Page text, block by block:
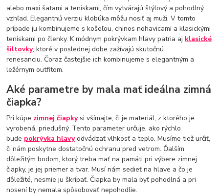
alebo maxi šatami a teniskami, čím vytvárajú štýlový a pohodlný
vzhľad. Elegantnú verziu klobúka môžu nosiť aj muži. V tomto
prípade ju kombinujeme s košeľou, chinos nohavicami a klasickými
teniskami po členky. K módnym pokrývkam hlavy patria aj klasické
šiltovky, ktoré v poslednej dobe zažívajú skutočnú
renesanciu. Čoraz častejšie ich kombinujeme s elegantným a
ležérnym outfitom.
Aké parametre by mala mať ideálna zimná
čiapka?
Pri kúpe zimnej čiapkysi všímajte, či je materiál, z ktorého je
vyrobená, priedušný. Tento parameter určuje, ako rýchlo
bude pokrývka hlavyodvádzať vlhkosť a teplo. Musíme tiež určiť,
či nám poskytne dostatočnú ochranu pred vetrom. Ďalším
dôležitým bodom, ktorý treba mať na pamäti pri výbere zimnej
čiapky, je jej priemer a tvar. Musí nám sedieť na hlave a čo je
dôležité, nesmie ju škrípať. Čiapka by mala byť pohodlná a pri
nosení by nemala spôsobovať nepohodlie.